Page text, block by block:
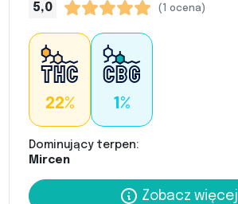
5,0 (1 ocena)
22% 1%
Dominujący terpen:
Mircen
Zobacz więcej